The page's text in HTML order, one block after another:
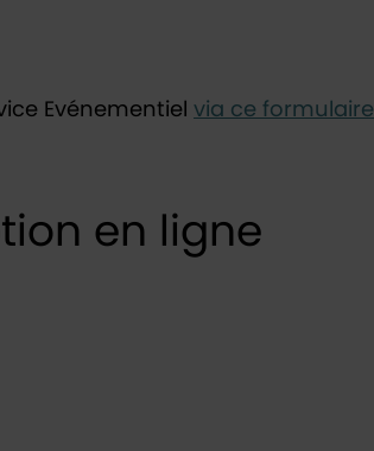
Evénementiel via ce formulaire
en ligne